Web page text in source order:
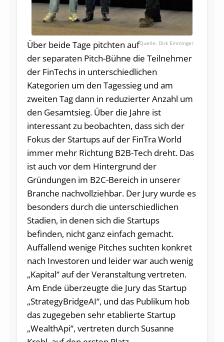
Dirk Emminger
Über beide Tage pitchten auf
der separaten Pitch-Bühne die Teilnehmer
der FinTechs in unterschiedlichen
Kategorien um den Tagessieg und am
zweiten Tag dann in reduzierter Anzahl um
den Gesamtsieg. Über die Jahre ist
interessant zu beobachten, dass sich der
Fokus der Startups auf der FinTra World
immer mehr Richtung B2B-Tech dreht. Das
ist auch vor dem Hintergrund der
Gründungen im B2C-Bereich in unserer
Branche nachvollziehbar. Der Jury wurde es
besonders durch die unterschiedlichen
Stadien, in denen sich die Startups
befinden, nicht ganz einfach gemacht.
Auffallend wenige Pitches suchten konkret
nach Investoren und leider war auch wenig
„Kapital“ auf der Veranstaltung vertreten.
Am Ende überzeugte die Jury das Startup
„StrategyBridgeAI“, und das Publikum hob
das zugegeben sehr etablierte Startup
„WealthApi“, vertreten durch Susanne